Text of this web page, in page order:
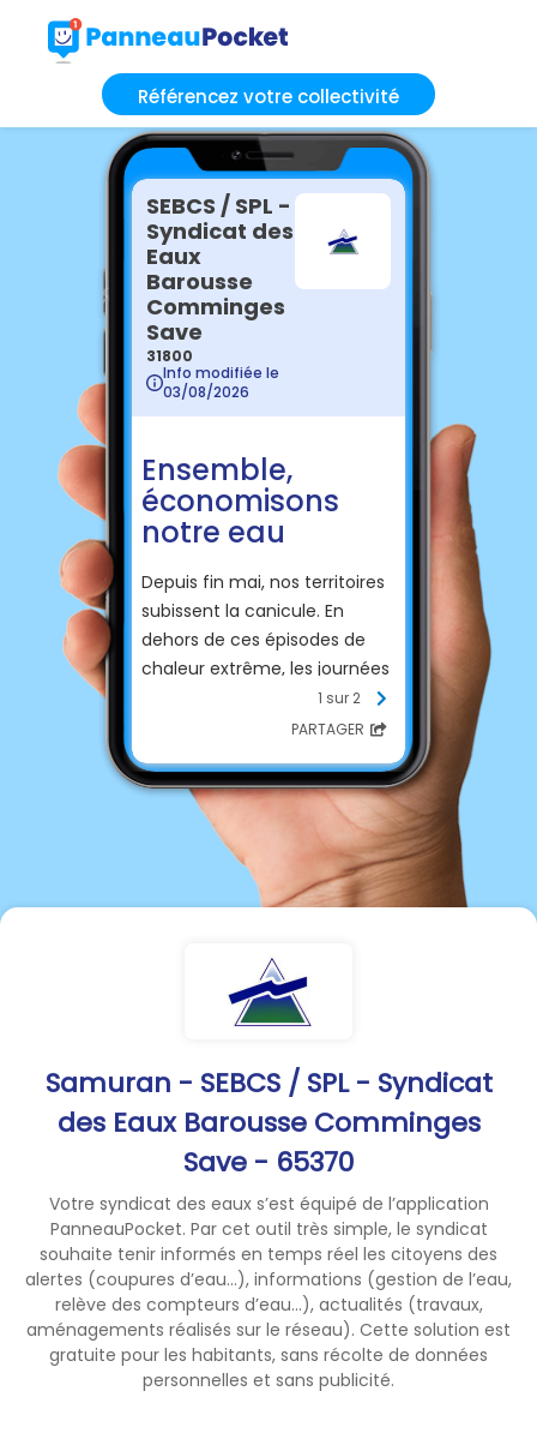
Référencez votre collectivité
Samuran - SEBCS / SPL - Syndicat
des Eaux Barousse Comminges
Save - 65370
Votre syndicat des eaux s’est équipé de l’application
PanneauPocket. Par cet outil très simple, le syndicat
souhaite tenir informés en temps réel les citoyens des
alertes (coupures d’eau...), informations (gestion de l’eau,
relève des compteurs d’eau...), actualités (travaux,
aménagements réalisés sur le réseau). Cette solution est
gratuite pour les habitants, sans récolte de données
personnelles et sans publicité.
SEBCS / SPL -
Syndicat des
Eaux
Barousse
Comminges
Save
31800
Info modifiée le
03/08/2026
Ensemble,
économisons
notre eau
Depuis fin mai, nos territoires
subissent la canicule. En
dehors de ces épisodes de
chaleur extrême, les journées
restent très chaudes et la
pluie rare. Dans ce contexte, il
collective d’agir pour
économiser et préserver l’eau
que nous utilisons.
En complément des
restrictions d’usage de l’eau
préfectoral, nous vous
rappelons quelques règles de
bon sens pour que chaque
économies d’eau nous
permette, ensemble, de
préserver notre ressource en
quantité et en qualité.
Faites la chasse aux fuites
(contrôlez régulièrement la
consommation d’eau à votre
compteur individuel)
Ne laissez pas l’eau couler en
continu
Préférez les douches rapides
1 sur 2
PARTAGER